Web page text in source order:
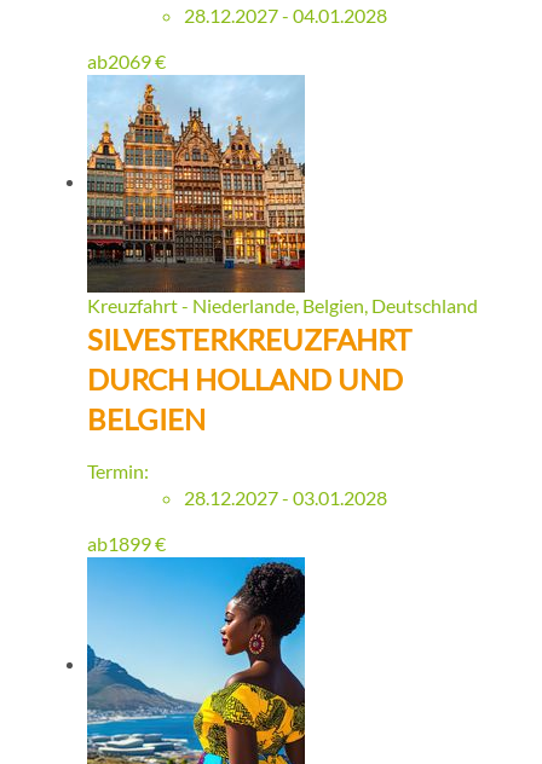
28.12.2027 - 04.01.2028
ab2069€
Kreuzfahrt - Niederlande, Belgien, Deutschland
SILVESTERKREUZFAHRT
DURCH HOLLAND UND
BELGIEN
Termin:
28.12.2027 - 03.01.2028
ab1899€